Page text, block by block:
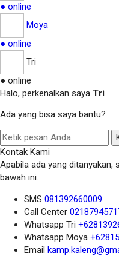
● online
Moya
● online
Tri
● online
Halo, perkenalkan saya Tri
Ada yang bisa saya bantu?
Kontak Kami
Apabila ada yang ditanyakan,
bawah ini.
SMS 081392660009
Call Center
Whatsapp Tri
Whatsapp Moya
Email